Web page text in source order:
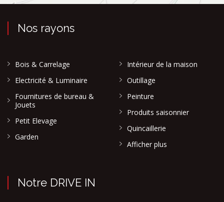
Nos rayons
Bois & Carrelage
Electricité & Luminaire
Fournitures de bureau &
Jouets
Petit Elevage
Garden
Intérieur de la maison
Outillage
Peinture
Produits saisonnier
Quincaillerie
Afficher plus
Notre DRIVE IN